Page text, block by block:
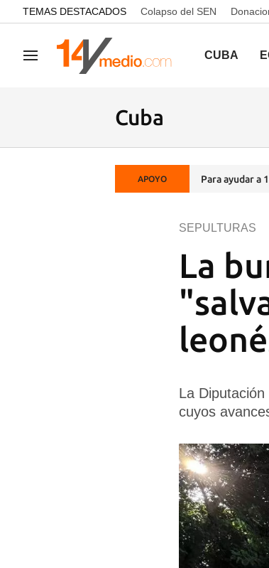
common.go-to-content
TEMAS DESTACADOS Colapso del SEN
Navegación CUBA
Cuba
APOYO Para ayudar a
La
SEPULTURAS
La
cuyos